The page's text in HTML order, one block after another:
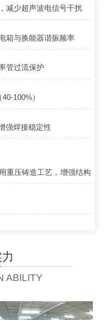
减少超声波电信号干扰
箱与换能器谐振频率
管过流保护
100%）
强焊接稳定性
重压铸造工艺，增强结构
ABILITY